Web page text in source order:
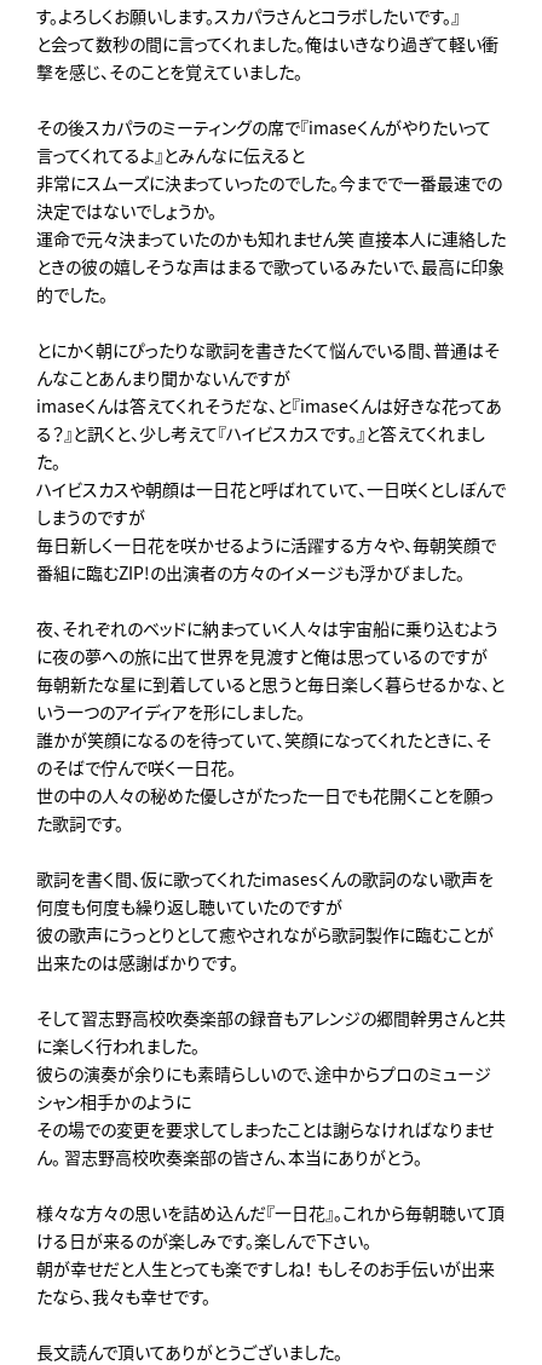
す。よろしくお願いします。スカパラさんとコラボしたいです。』
と会って数秒の間に言ってくれました。俺はいきなり過ぎて軽い衝
撃を感じ、そのことを覚えていました。
その後スカパラのミーティングの席で『imaseくんがやりたいって
言ってくれてるよ』とみんなに伝えると
非常にスムーズに決まっていったのでした。今までで一番最速での
決定ではないでしょうか。
運命で元々決まっていたのかも知れません笑 直接本人に連絡した
ときの彼の嬉しそうな声はまるで歌っているみたいで、最高に印象
的でした。
とにかく朝にぴったりな歌詞を書きたくて悩んでいる間、普通はそ
んなことあんまり聞かないんですが
imaseくんは答えてくれそうだな、と『imaseくんは好きな花ってあ
る？』と訊くと、少し考えて『ハイビスカスです。』と答えてくれまし
た。
ハイビスカスや朝顔は一日花と呼ばれていて、一日咲くとしぼんで
しまうのですが
毎日新しく一日花を咲かせるように活躍する方々や、毎朝笑顔で
番組に臨むZIP!の出演者の方々のイメージも浮かびました。
夜、それぞれのベッドに納まっていく人々は宇宙船に乗り込むよう
に夜の夢への旅に出て世界を見渡すと俺は思っているのですが
毎朝新たな星に到着していると思うと毎日楽しく暮らせるかな、と
いう一つのアイディアを形にしました。
誰かが笑顔になるのを待っていて、笑顔になってくれたときに、そ
のそばで佇んで咲く一日花。
世の中の人々の秘めた優しさがたった一日でも花開くことを願っ
た歌詞です。
歌詞を書く間、仮に歌ってくれたimasesくんの歌詞のない歌声を
何度も何度も繰り返し聴いていたのですが
彼の歌声にうっとりとして癒やされながら歌詞製作に臨むことが
出来たのは感謝ばかりです。
そして習志野高校吹奏楽部の録音もアレンジの郷間幹男さんと共
に楽しく行われました。
彼らの演奏が余りにも素晴らしいので、途中からプロのミュージ
シャン相手かのように
その場での変更を要求してしまったことは謝らなければなりませ
ん。 習志野高校吹奏楽部の皆さん、本当にありがとう。
様々な方々の思いを詰め込んだ『一日花』。これから毎朝聴いて頂
ける日が来るのが楽しみです。楽しんで下さい。
朝が幸せだと人生とっても楽ですしね！ もしそのお手伝いが出来
たなら、我々も幸せです。
長文読んで頂いてありがとうございました。